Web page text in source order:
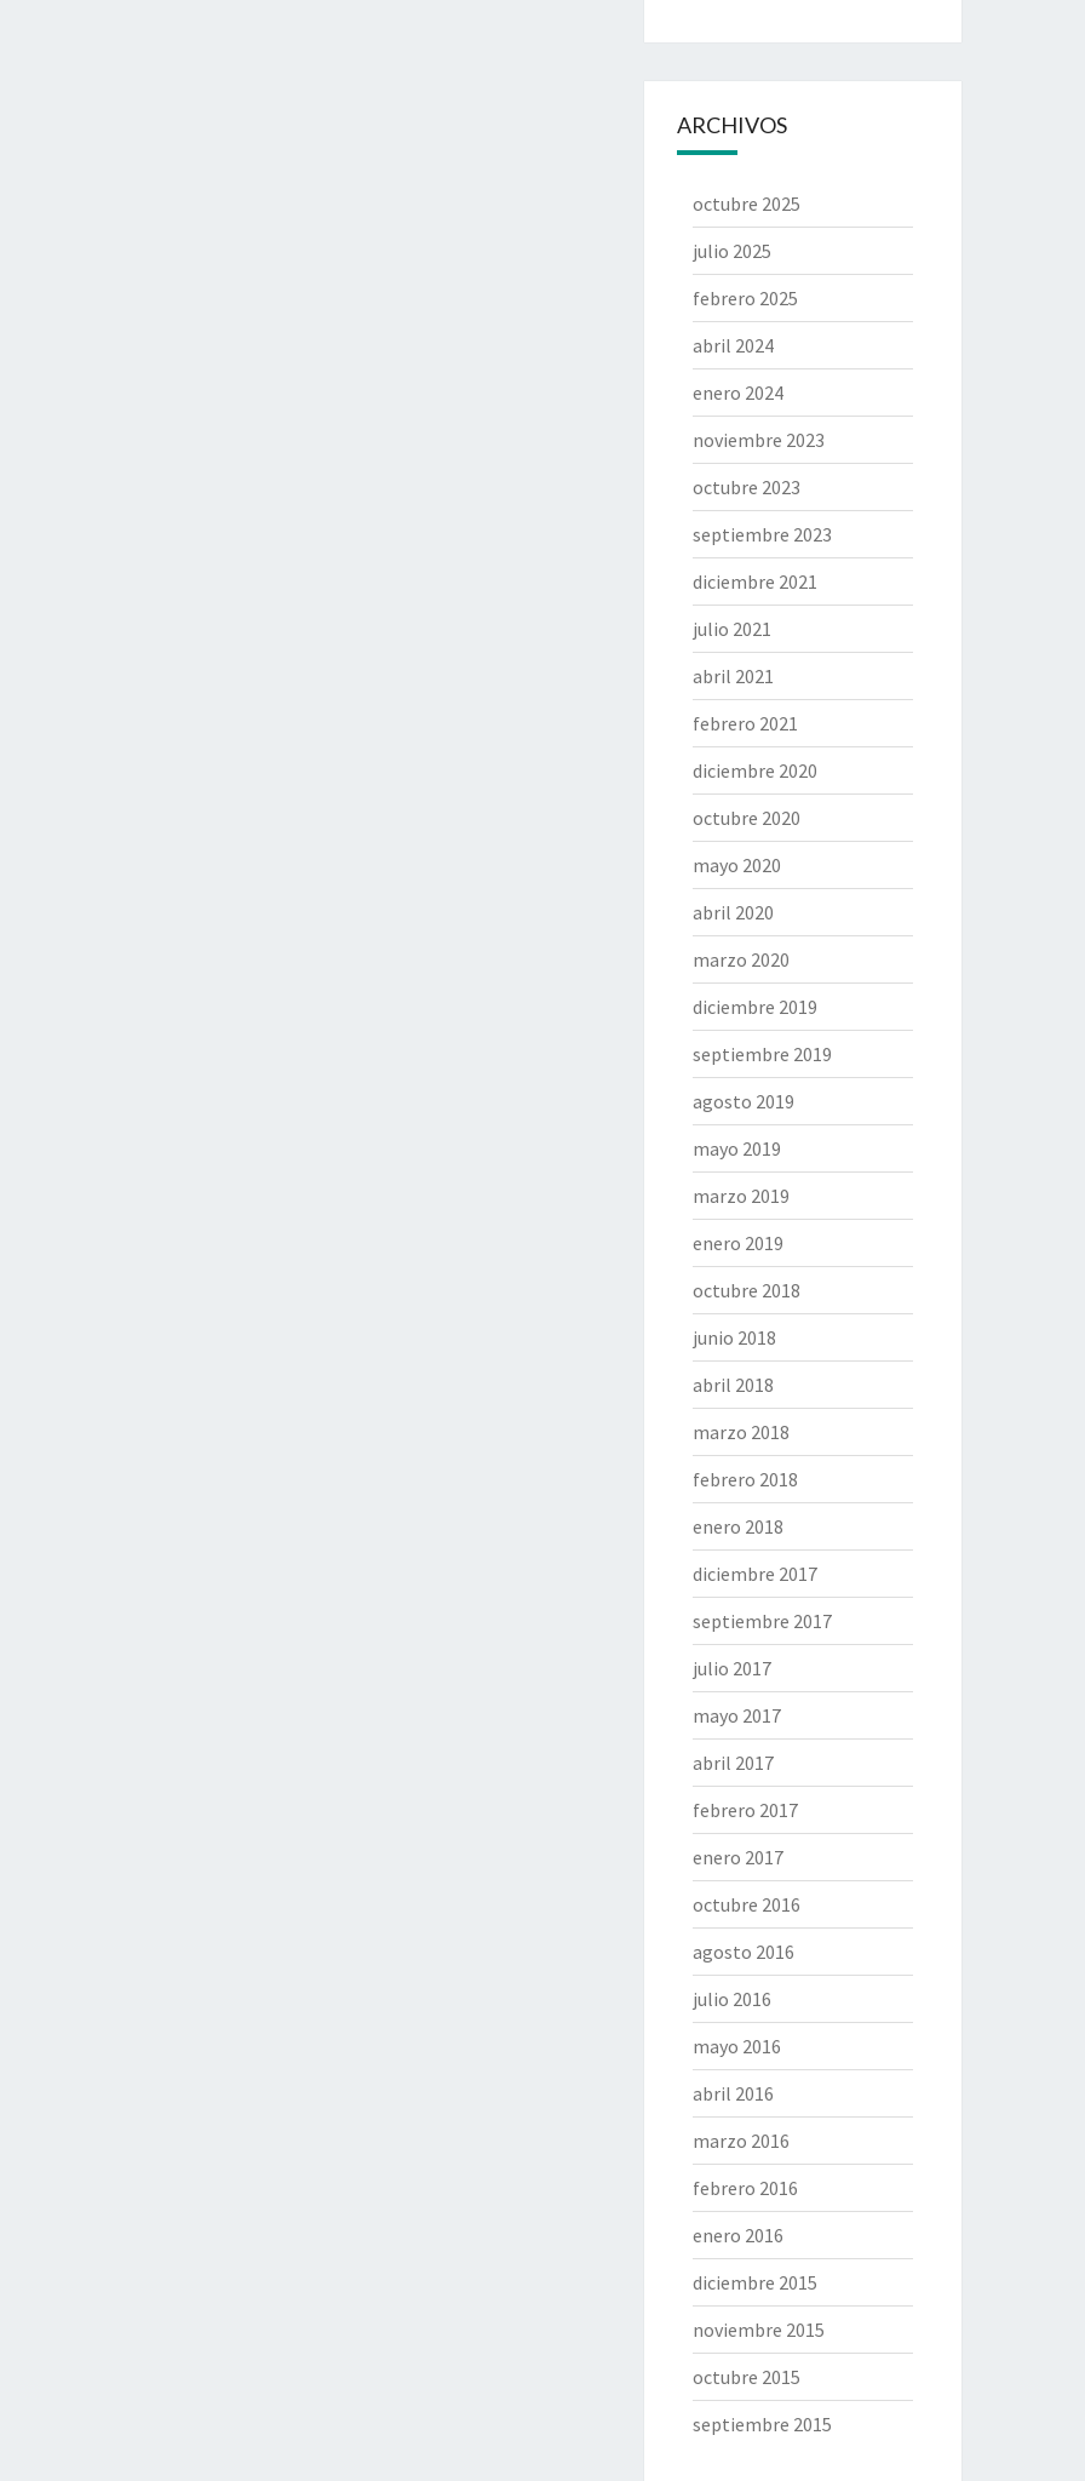
ARCHIVOS
octubre 2025
julio 2025
febrero 2025
abril 2024
enero 2024
noviembre 2023
octubre 2023
septiembre 2023
diciembre 2021
julio 2021
abril 2021
febrero 2021
diciembre 2020
octubre 2020
mayo 2020
abril 2020
marzo 2020
diciembre 2019
septiembre 2019
agosto 2019
mayo 2019
marzo 2019
enero 2019
octubre 2018
junio 2018
abril 2018
marzo 2018
febrero 2018
enero 2018
diciembre 2017
septiembre 2017
julio 2017
mayo 2017
abril 2017
febrero 2017
enero 2017
octubre 2016
agosto 2016
julio 2016
mayo 2016
abril 2016
marzo 2016
febrero 2016
enero 2016
diciembre 2015
noviembre 2015
octubre 2015
septiembre 2015